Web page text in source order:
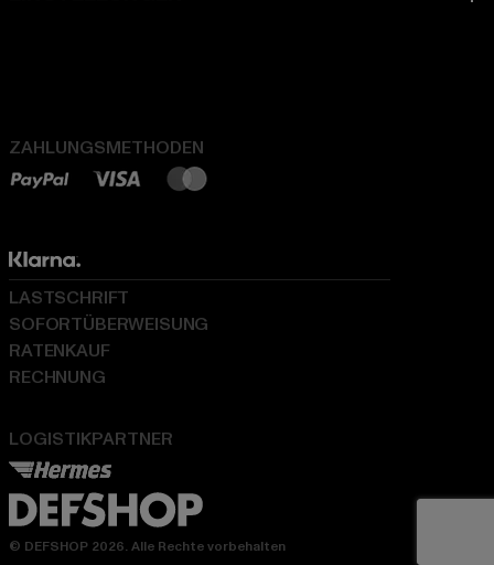
ZAHLUNGSMETHODEN
LOGISTIKPARTNER
LASTSCHRIFT
SOFORTÜBERWEISUNG
RATENKAUF
RECHNUNG
© DEFSHOP 2026. Alle Rechte vorbehalten